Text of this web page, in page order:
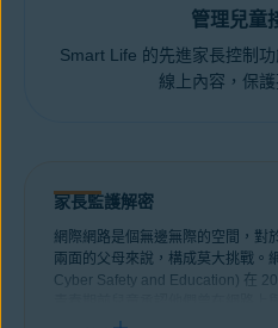
管理兒童
Smart Life 的先進家長控制
線上內容，保護
家長監護解密
網際網路是個無邊無際的空間，對
兩面的父母來說，構成莫大挑戰。
Cyber Safety and Education) 在
究則顯示，青少年自己回報的網際